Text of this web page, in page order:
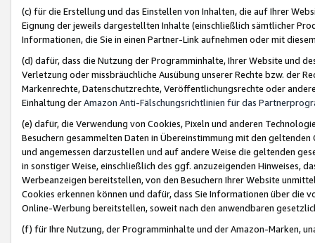
(c) für die Erstellung und das Einstellen von Inhalten, die auf Ihrer
Eignung der jeweils dargestellten Inhalte (einschließlich sämtlicher
Informationen, die Sie in einen Partner-Link aufnehmen oder mit
(d) dafür, dass die Nutzung der Programminhalte, Ihrer Website und
Verletzung oder missbräuchliche Ausübung unserer Rechte bzw. der
Markenrechte, Datenschutzrechte, Veröffentlichungsrechte oder
Einhaltung derAmazon Anti-Fälschungsrichtlinien für das
(e) dafür, die Verwendung von Cookies, Pixeln und anderen
Besuchern gesammelten Daten in Übereinstimmung mit den
und angemessen darzustellen und auf andere Weise die geltenden
in sonstiger Weise, einschließlich des ggf. anzuzeigenden Hinweises,
Werbeanzeigen bereitstellen, von den Besuchern Ihrer Website
Cookies erkennen können und dafür, dass Sie Informationen über die
Online-Werbung bereitstellen, soweit nach den anwendbaren
(f) für Ihre Nutzung, der Programminhalte und der Amazon-Marken,